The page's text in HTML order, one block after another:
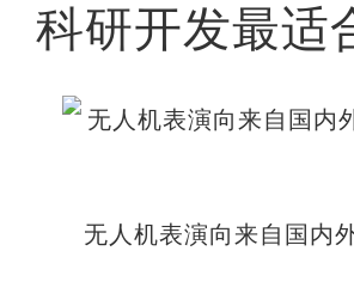
科研开发最适
无人机表演向来自国内